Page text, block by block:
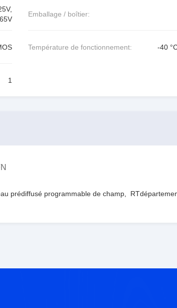
Emballage / boîtier:
Température de fonctionnement: -40
1
prédiffusé programmable de champ